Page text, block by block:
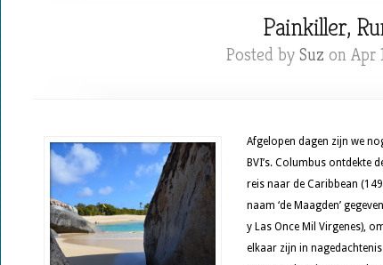
Painkiller,
Posted by Suz on Apr
Afgelopen dagen zijn we
BVI’s. Columbus ontdekte
reis naar de Caribbean
naam ‘de Maagden’
y Las Once Mil Virgenes),
elkaar zijn in